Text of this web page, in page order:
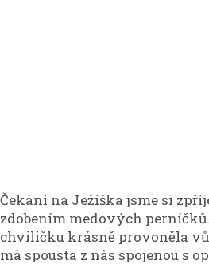
Čekání na Ježíška jsme si
zdobením medových
chviličku krásně provoněla
má spousta z nás spojenou s